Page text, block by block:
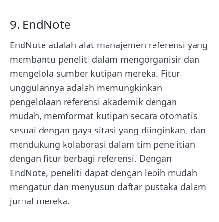
9. EndNote
EndNote adalah alat manajemen referensi yang
membantu peneliti dalam mengorganisir dan
mengelola sumber kutipan mereka. Fitur
unggulannya adalah memungkinkan
pengelolaan referensi akademik dengan
mudah, memformat kutipan secara otomatis
sesuai dengan gaya sitasi yang diinginkan, dan
mendukung kolaborasi dalam tim penelitian
dengan fitur berbagi referensi. Dengan
EndNote, peneliti dapat dengan lebih mudah
mengatur dan menyusun daftar pustaka dalam
jurnal mereka.